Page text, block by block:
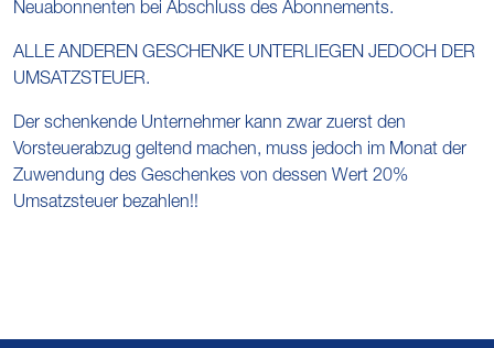
Neuabonnenten bei Abschluss des Abonnements.
ALLE ANDEREN GESCHENKE UNTERLIEGEN JEDOCH DER
UMSATZSTEUER.
Der schenkende Unternehmer kann zwar zuerst den
Vorsteuerabzug geltend machen, muss jedoch im Monat der
Zuwendung des Geschenkes von dessen Wert 20%
Umsatzsteuer bezahlen!!